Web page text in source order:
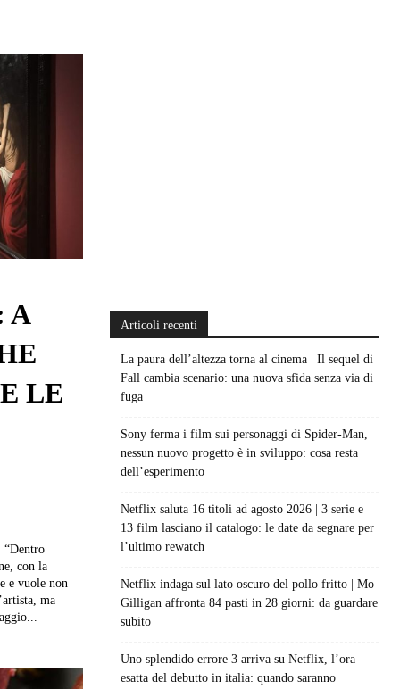
A
LE
“Dentro
con la
e vuole non
ma
Articoli recenti
La paura dell’altezza torna al cinema | Il sequel di
Fall cambia scenario: una nuova sfida senza via di
fuga
Sony ferma i film sui personaggi di Spider-Man,
nessun nuovo progetto è in sviluppo: cosa resta
dell’esperimento
Netflix saluta 16 titoli ad agosto 2026 | 3 serie e
13 film lasciano il catalogo: le date da segnare per
l’ultimo rewatch
Netflix indaga sul lato oscuro del pollo fritto | Mo
Gilligan affronta 84 pasti in 28 giorni: da guardare
subito
Uno splendido errore 3 arriva su Netflix, l’ora
esatta del debutto in italia: quando saranno